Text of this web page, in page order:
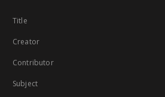
Title
Creator
Contributor
Subject